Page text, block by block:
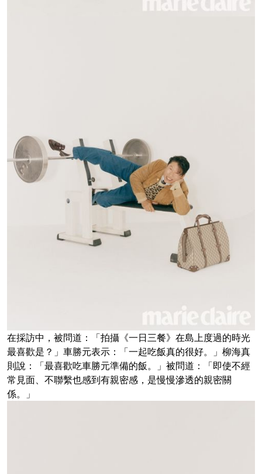
在採訪中，被問道：「拍攝《一日三餐》在島上度過的時光
最喜歡是？」車勝元表示：「一起吃飯真的很好。」柳海真
則說：「最喜歡吃車勝元準備的飯。」被問道：「即使不經
常見面、不聯繫也感到有親密感，是慢慢滲透的親密關
係。」